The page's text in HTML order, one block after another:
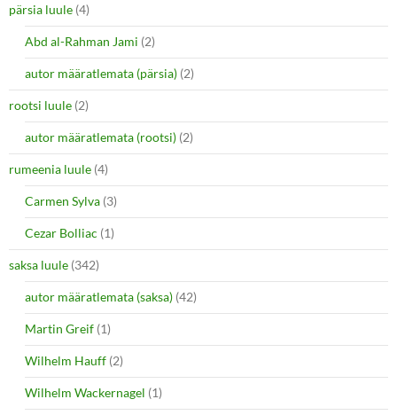
pärsia luule (4)
Abd al-Rahman Jami (2)
autor määratlemata (pärsia) (2)
rootsi luule (2)
autor määratlemata (rootsi) (2)
rumeenia luule (4)
Carmen Sylva (3)
Cezar Bolliac (1)
saksa luule (342)
autor määratlemata (saksa) (42)
Martin Greif (1)
Wilhelm Hauff (2)
Wilhelm Wackernagel (1)